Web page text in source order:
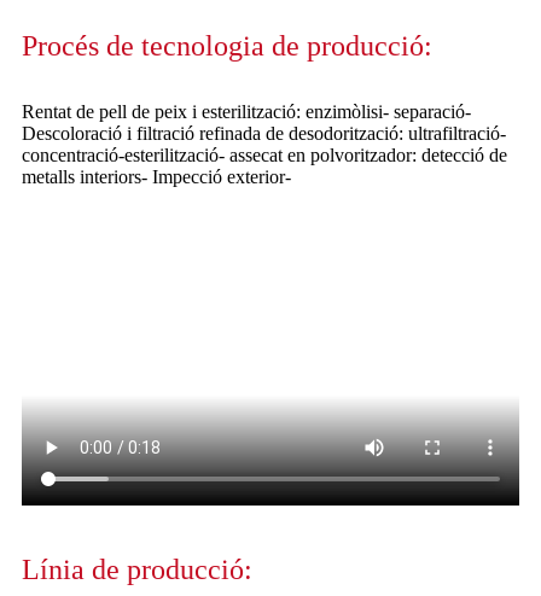
Procés de tecnologia de producció:
Rentat de pell de peix i esterilització: enzimòlisi- separació-
Descoloració i filtració refinada de desodorització: ultrafiltració-
concentració-esterilització- assecat en polvoritzador: detecció de
metalls interiors- Impecció exterior-
Línia de producció: